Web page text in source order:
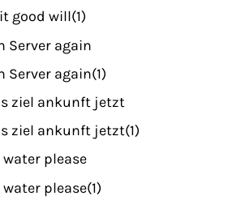
good will(1)
Server again
Server again(1)
ziel ankunft jetzt
ziel ankunft jetzt(1)
please
please(1)